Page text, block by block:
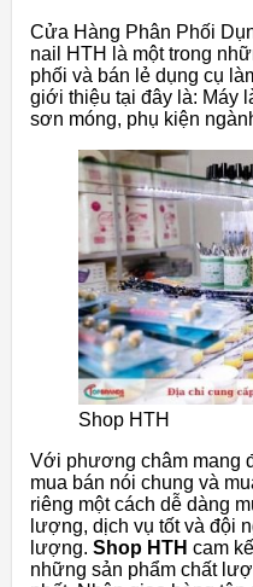
Cửa Hàng Phân Phối
nail HTH là một trong
phối và bán lẻ dụng cụ
giới thiệu tại đây là: Máy
sơn móng, phụ kiện
Shop HTH
Với phương châm mang
mua bán nói chung và
riêng một cách dễ dàng
lượng, dịch vụ tốt và đội
lượng. Shop HTH cam
những sản phẩm chất